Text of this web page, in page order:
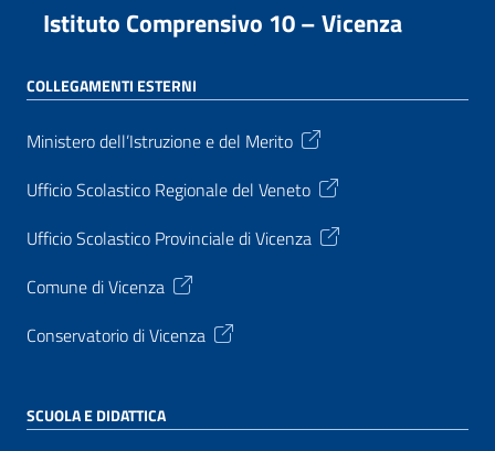
Istituto Comprensivo 10 – Vicenza
COLLEGAMENTI ESTERNI
Ministero dell’Istruzione e del Merito
Ufficio Scolastico Regionale del Veneto
Ufficio Scolastico Provinciale di Vicenza
Comune di Vicenza
Conservatorio di Vicenza
SCUOLA E DIDATTICA